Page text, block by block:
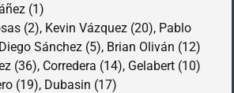
(1)
(2), Kevin Vázquez (20), Pablo
Sánchez (5), Brian Oliván (12)
(36), Corredera (14), Gelabert (10)
(19), Dubasin (17)